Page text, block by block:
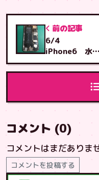
前の記事
6/4
iPhone6 水没
修理 イオンモ
ール鹿児島店へ
コメント (0)
コメントはまだありま
コメントを投稿する